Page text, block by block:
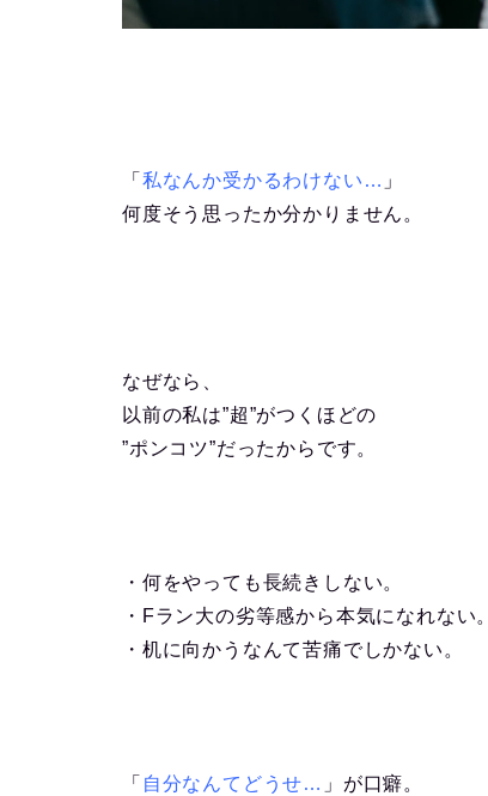
「 私なんか受かるわけない… 」
何度そう思ったか分かりません。
なぜなら、
以前の私は”超”がつくほどの
”ポンコツ”だったからです。
・何をやっても長続きしない。
・Fラン大の劣等感から本気になれない。
・机に向かうなんて苦痛でしかない。
「 自分なんてどうせ… 」が口癖。